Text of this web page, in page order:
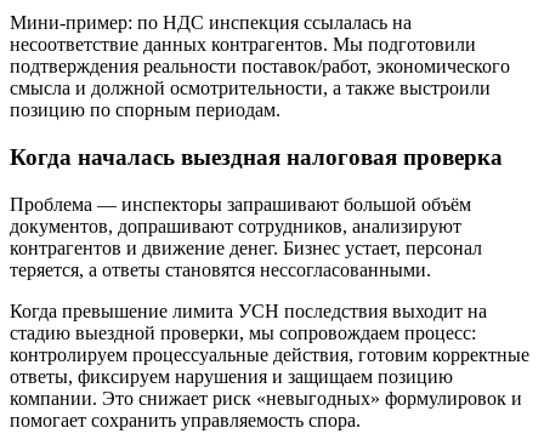
Мини‑пример: по НДС инспекция ссылалась на
несоответствие данных контрагентов. Мы подготовили
подтверждения реальности поставок/работ, экономического
смысла и должной осмотрительности, а также выстроили
позицию по спорным периодам.
Когда началась выездная налоговая проверка
Проблема — инспекторы запрашивают большой объём
документов, допрашивают сотрудников, анализируют
контрагентов и движение денег. Бизнес устает, персонал
теряется, а ответы становятся нессогласованными.
Когда превышение лимита УСН последствия выходит на
стадию выездной проверки, мы сопровождаем процесс:
контролируем процессуальные действия, готовим корректные
ответы, фиксируем нарушения и защищаем позицию
компании. Это снижает риск «невыгодных» формулировок и
помогает сохранить управляемость спора.